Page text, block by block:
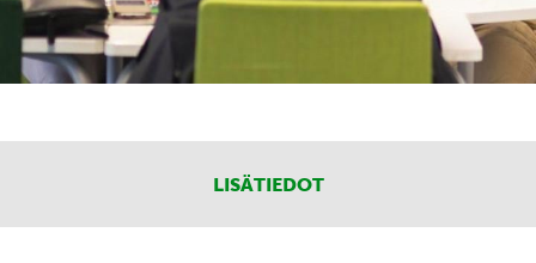
LISÄTIEDOT